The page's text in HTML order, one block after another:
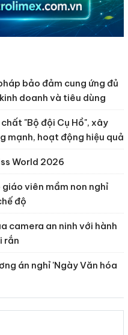
bảo đảm cung ứng đủ
doanh và tiêu dùng
"Bộ đội Cụ Hồ", xây
mạnh, hoạt động hiệu quả
World 2026
viên mầm non nghỉ
độ
camera an ninh với hành
rắn
án nghỉ 'Ngày Văn hóa